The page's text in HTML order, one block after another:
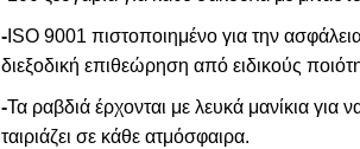
- ISO 9001 πιστοποιημένο για την
διεξοδική επιθεώρηση από ειδικούς
-Τα ραβδιά έρχονται με λευκά μανίκια
ταιριάζει σε κάθε ατμόσφαιρα.